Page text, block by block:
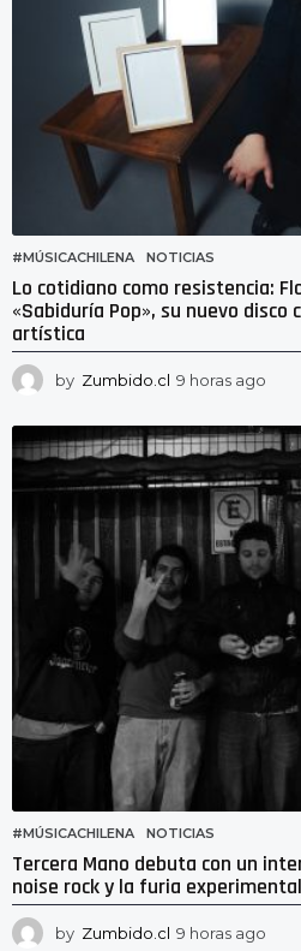
#MÚSICACHILENA ,NOTICIAS
Lo cotidiano como resistencia:
«Sabiduría Pop», su nuevo
artística
by Zumbido.cl 9 horas ago
o
r
s
a
g
o
#MÚSICACHILENA ,NOTICIAS
Tercera Mano debuta con un
noise rock y la furia experimental
by Zumbido.cl 9 horas ago